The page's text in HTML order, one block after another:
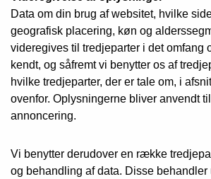
Data om din brug af websitet, hvilke
geografisk placering, køn og
videregives til tredjeparter i det omfang
kendt, og såfremt vi benytter os af
hvilke tredjeparter, der er tale om, i
ovenfor. Oplysningerne bliver anvendt
annoncering.
Vi benytter derudover en række
og behandling af data. Disse